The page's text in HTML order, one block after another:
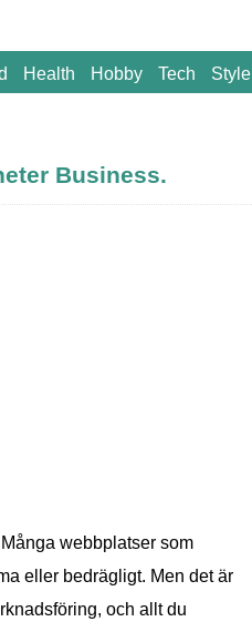
Health Hobby Tech Style
Business.
webbplatser som
eller bedrägligt. Men det är
och allt du